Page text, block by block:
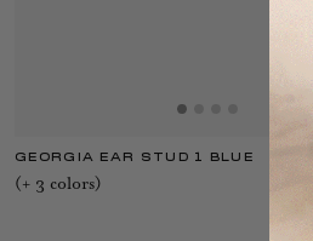
GEORGIA EAR STUD 1 BLUE
(+ 3 colors)